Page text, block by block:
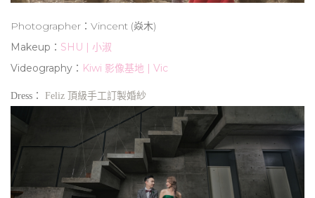
Photographer：Vincent (焱木)
Makeup： SHU | 小淑
Videography： Kiwi 影像基地 | Vic
Dress： Feliz 頂級手工訂製婚紗